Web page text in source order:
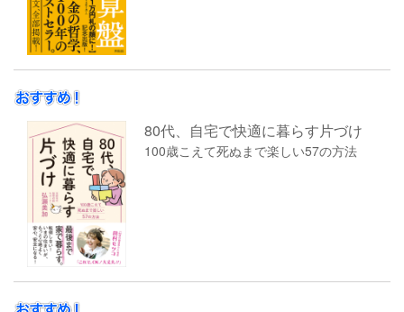
80代、自宅で快適に暮らす片づけ
100歳こえて死ぬまで楽しい57の方法